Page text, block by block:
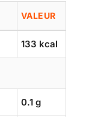
VALEUR
133 kcal
0.1 g